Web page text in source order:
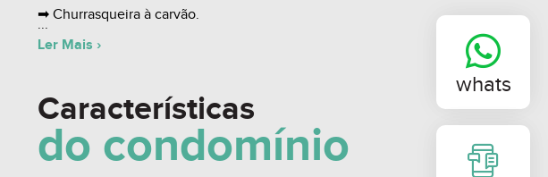
whats
➡ Churrasqueira à carvão.
➡ Medidores de água, energia e gás individualizados.
O EMPRENDIMENTO CONTA COM:
➡ Hall de Entrada Decorado.
➡ Total acessibilidade.
Ler Mais ›
Características
do condomínio